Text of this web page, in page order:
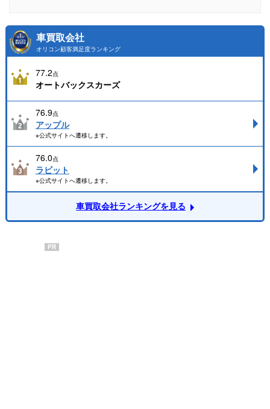
車買取会社
オリコン顧客満足度ランキング
77.2点
オートバックスカーズ
76.9点
アップル
※公式サイトへ遷移します。
76.0点
ラビット
※公式サイトへ遷移します。
車買取会社ランキングを見る
PR